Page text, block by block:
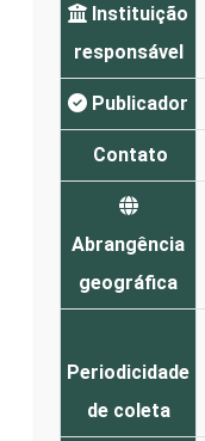
Instituição
responsável
Publicador
Contato
Abrangência
geográfica
Periodicidade
de coleta